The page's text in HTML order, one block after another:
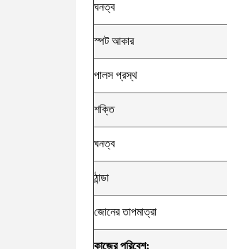
ঘনত্ব
স্পট আকার
পালস প্রস্থ
শক্তি
ঘনত্ব
ঠান্ডা
জোনের তাপমাত্রা
কাজের পরিবেশ: